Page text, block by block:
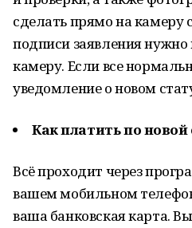
сделать прямо на камеру
подписи заявления нужно
камеру. Если все
уведомление о новом
Как платить по новой
Всё проходит через
вашем мобильном
ваша банковская карта.